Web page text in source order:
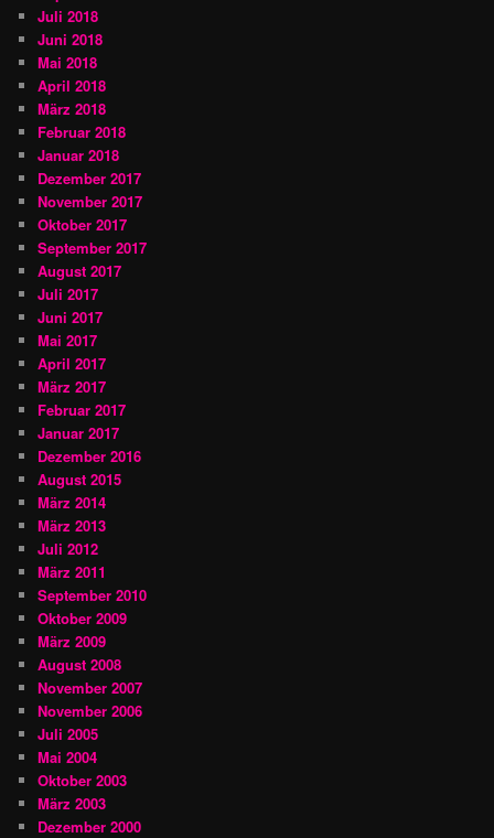
Juli 2018
Juni 2018
Mai 2018
April 2018
März 2018
Februar 2018
Januar 2018
Dezember 2017
November 2017
Oktober 2017
September 2017
August 2017
Juli 2017
Juni 2017
Mai 2017
April 2017
März 2017
Februar 2017
Januar 2017
Dezember 2016
August 2015
März 2014
März 2013
Juli 2012
März 2011
September 2010
Oktober 2009
März 2009
August 2008
November 2007
November 2006
Juli 2005
Mai 2004
Oktober 2003
März 2003
Dezember 2000